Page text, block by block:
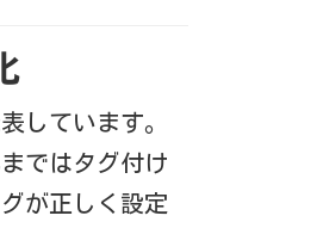
しています。
ではタグ付け
が正しく設定